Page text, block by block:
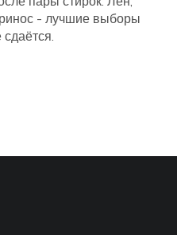
- лучшие выборы